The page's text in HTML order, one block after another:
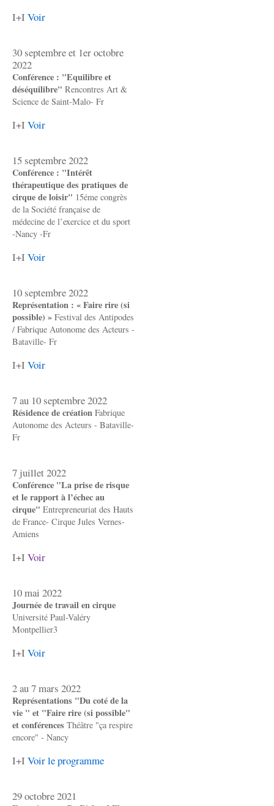
I+I Voir
30 septembre et 1er octobre
2022
Conférence : "Equilibre et
déséquilibre" Rencontres Art &
Science de Saint-Malo- Fr
I+I Voir
15 septembre 2022
Conférence : "Intérêt
thérapeutique des pratiques de
cirque de loisir" 15éme congrès
de la Société française de
médecine de l’exercice et du sport
-Nancy -Fr
I+I Voir
10 septembre 2022
Représentation : « Faire rire (si
possible) » Festival des Antipodes
/ Fabrique Autonome des Acteurs -
Bataville- Fr
I+I Voir
7 au 10 septembre 2022
Résidence de création Fabrique
Autonome des Acteurs - Bataville-
Fr
7 juillet 2022
Conférence "La prise de risque
et le rapport à l’échec au
cirque" Entrepreneuriat des Hauts
de France- Cirque Jules Vernes-
Amiens
I+I Voir
10 mai 2022
Journée de travail en cirque
Université Paul-Valéry
Montpellier3
I+I Voir
2 au 7 mars 2022
Représentations "Du coté de la
vie " et "Faire rire (si possible"
et conférences Théâtre "ça respire
encore" - Nancy
I+I Voir le programme
29 octobre 2021